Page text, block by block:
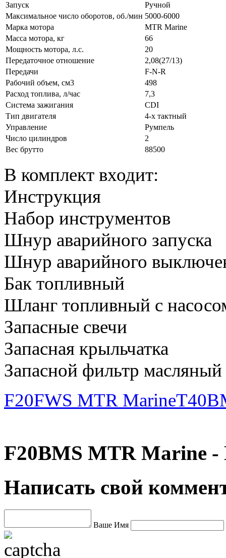
Запуск
Ручной
Максимальное число оборотов, об./мин 5000-6000
Марка мотора
MTR Marine
Масса мотора, кг
66
Мощность мотора, л.с.
20
Передаточное отношение
2,08(27/13)
Передачи
F-N-R
Рабочий объем, см3
498
Расход топлива, л/час
7,3
Система зажигания
CDI
Тип двигателя
4-х тактный
Управление
Румпель
Число цилиндров
2
Вес брутто
88500
В комплект входит:
Инструкция
Набор инструментов
Шнур аварийного запуска
Шнур аварийного
Бак топливный
Шланг топливный с
Запасные свечи
Запасная крыльчатка
Запасной фильтр масляный
F20FWS MTR Marine
F20BMS MTR Marine
Написать свой
Ваше Имя